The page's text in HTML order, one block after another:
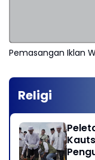
Pemasangan Iklan
Religi